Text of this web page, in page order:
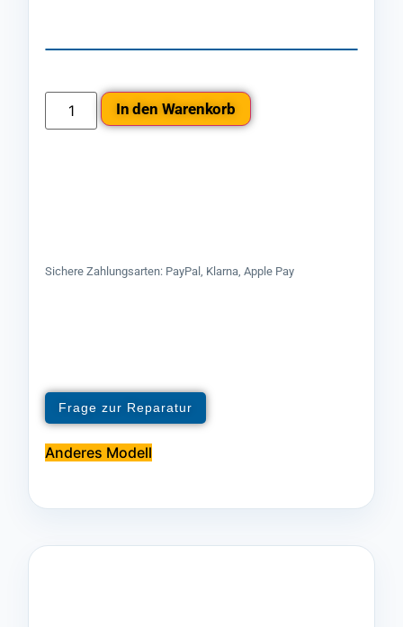
In den Warenkorb
Sichere Zahlungsarten: PayPal, Klarna, Apple Pay
Frage zur Reparatur
Anderes Modell